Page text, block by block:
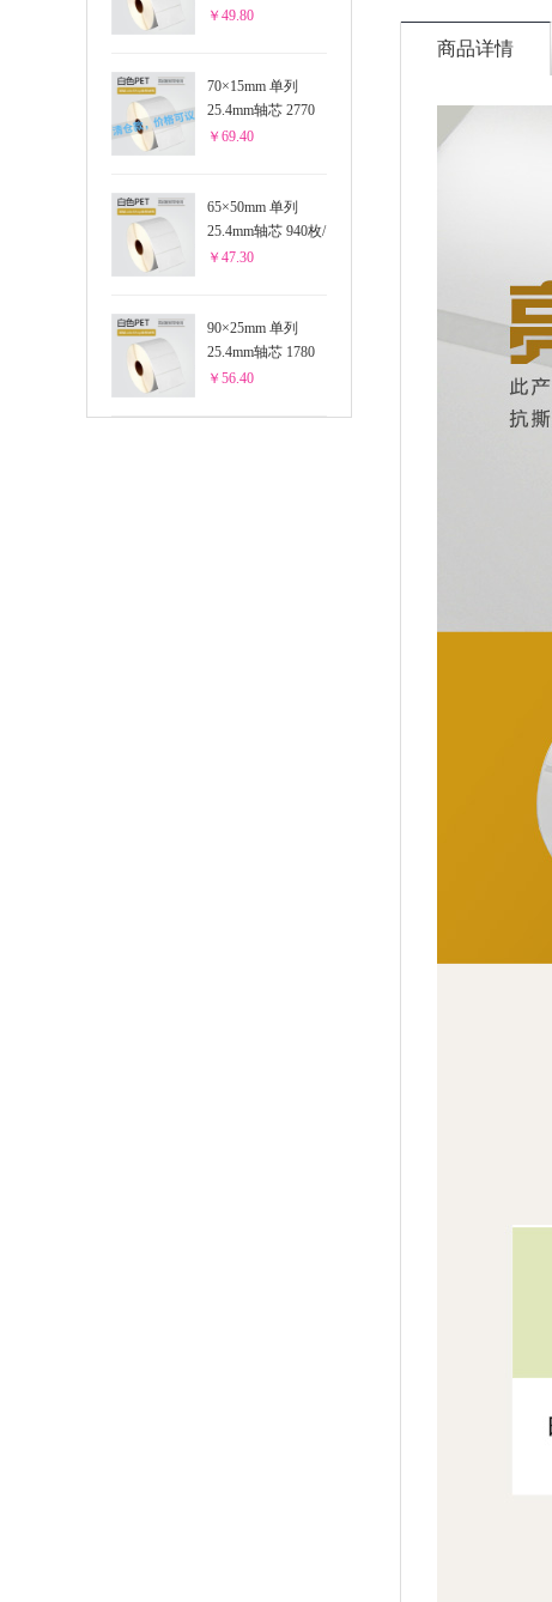
枚/卷 白色PET
￥49.80
70×15mm 单列
25.4mm轴芯 2770
枚/卷 白色PET
￥69.40
65×50mm 单列
25.4mm轴芯 940枚/
卷 白色PET
￥47.30
90×25mm 单列
25.4mm轴芯 1780
枚/卷 白色PET
￥56.40
商品详情